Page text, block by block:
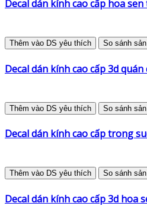
Decal dán kính cao cấp hoa
Thêm vào DS yêu thích So sánh
Decal dán kính cao cấp 3d quán
Thêm vào DS yêu thích So sánh
Decal dán kính cao cấp trong
Thêm vào DS yêu thích So sánh
Decal dán kính cao cấp 3d hoa